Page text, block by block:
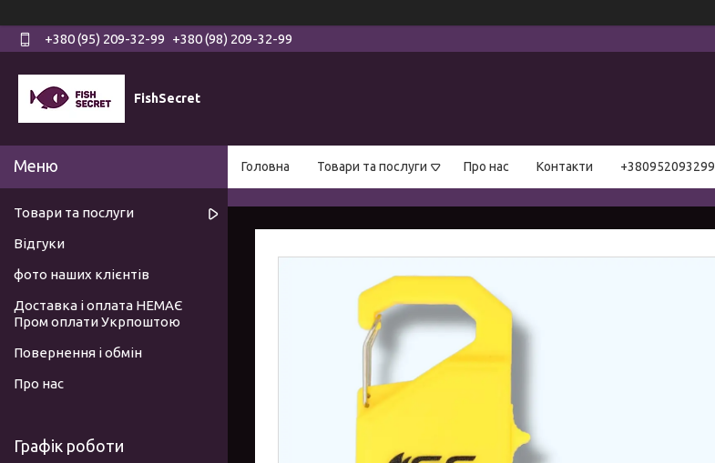
+380 (95) 209-32-99 +380 (98) 209-32-99
FishSecret
Головна Товари та послуги Про нас Контакти +380952093299
Товари та послуги
Відгуки
фото наших клієнтів
Доставка і оплата НЕМАЄ
Пром оплати Укрпоштою
Повернення і обмін
Про нас
Графік роботи